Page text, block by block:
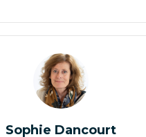
Sophie Dancourt